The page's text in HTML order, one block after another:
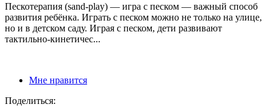
Пескотерапия (sand-play) — игра с песком — важный способ
развития ребёнка. Играть с песком можно не только на улице,
но и в детском саду. Играя с песком, дети развивают
тактильно-кинетичес...
Мне нравится
Поделиться: